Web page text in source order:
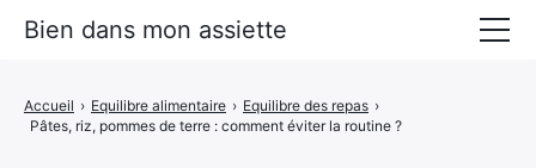
Accueil › Equilibre alimentaire › Equilibre des repas ›
Pâtes, riz, pommes de terre : comment éviter la routine ?
Bien dans mon assiette
Prévenir les maladies